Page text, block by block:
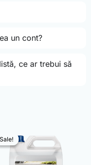
un cont?
ce ar trebui să
Sale!
Sale!